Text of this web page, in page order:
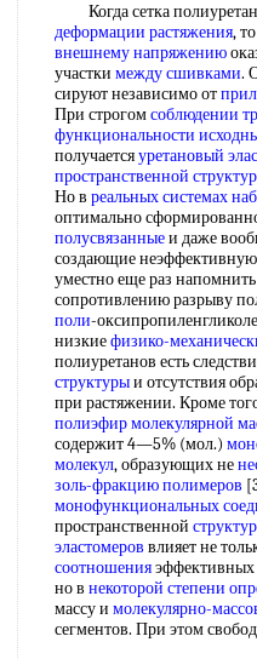
Когда сетка
деформации растяжения,
внешнему напряжению
участки между сшивками.
сируют независимо от
При строгомсоблюдении
функциональности
получаетсяуретановый
пространственной
Но в реальных системах
оптимально
полусвязанныеи даже
создающие неэффективную
уместно еще раз
сопротивлению разрыву
поли-
низкиефизико-
полиуретанов есть
структурыи отсутствия
при растяжении. Кроме
полиэфир молекулярной
содержит 4—5% (мол.)
молекул, образующих не
золь-фракцию полимеров
монофункциональных
пространственной
эластомеров влияет не
соотношенияэффективных
но в некоторой степени
массу и молекулярно-
сегментов. При этом